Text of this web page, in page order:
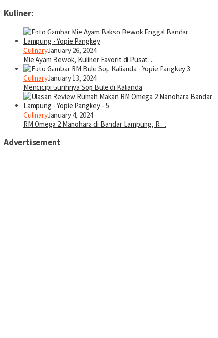
Kuliner:
CulinaryJanuary 26, 2024
Mie Ayam Bewok, Kuliner Favorit di Pusat…
CulinaryJanuary 13, 2024
Mencicipi Gurihnya Sop Bule di Kalianda
CulinaryJanuary 4, 2024
RM Omega 2 Manohara di Bandar Lampung, R…
Advertisement